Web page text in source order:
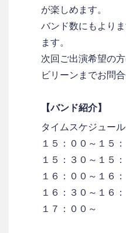
が楽しめます。
バンド数にもより
ます。
次回ご出演希望の
ビリーンまでお問合
【バンド紹介】
タイムスケジュール
１５：００～１５
１５：３０～１５
１６：００～１６
１６：３０～１６
１７：０